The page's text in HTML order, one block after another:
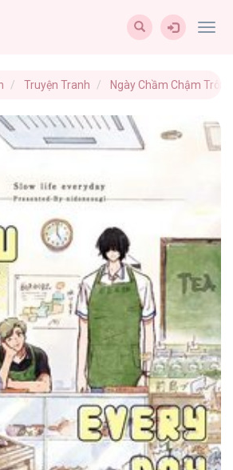
Truyện Tranh Ngày Chầm Chậm Trôi